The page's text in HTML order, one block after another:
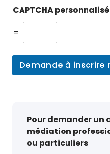
CAPTCHA personnalisé
=
Demande à
Pour demander un
médiation
ou particuliers